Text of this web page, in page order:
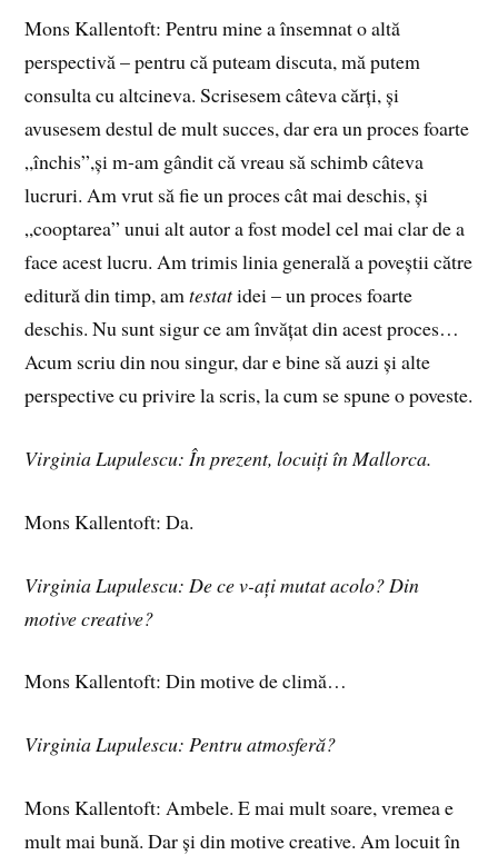
Mons Kallentoft: Pentru mine a însemnat o altă
perspectivă – pentru că puteam discuta, mă putem
consulta cu altcineva. Scrisesem câteva cărți, și
avusesem destul de mult succes, dar era un proces foarte
„închis”,și m-am gândit că vreau să schimb câteva
lucruri. Am vrut să fie un proces cât mai deschis, și
„cooptarea” unui alt autor a fost model cel mai clar de a
face acest lucru. Am trimis linia generală a poveștii către
editură din timp, amtestatidei – un proces foarte
deschis. Nu sunt sigur ce am învățat din acest proces…
Acum scriu din nou singur, dar e bine să auzi și alte
perspective cu privire la scris, la cum se spune o poveste.
Virginia Lupulescu: În prezent, locuiți în Mallorca.
Mons Kallentoft: Da.
Virginia Lupulescu: De ce v-ați mutat acolo? Din
motive creative?
Mons Kallentoft: Din motive de climă…
Virginia Lupulescu: Pentru atmosferă?
Mons Kallentoft: Ambele. E mai mult soare, vremea e
mult mai bună. Dar și din motive creative. Am locuit în